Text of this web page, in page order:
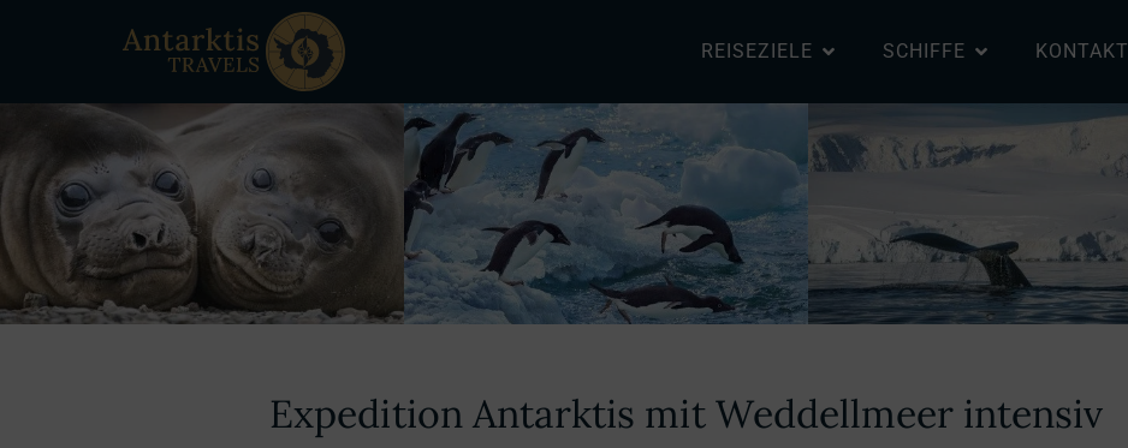
REISEZIELE SCHIFFE KONTAKT
Expedition Antarktis mit Weddellmeer intensiv